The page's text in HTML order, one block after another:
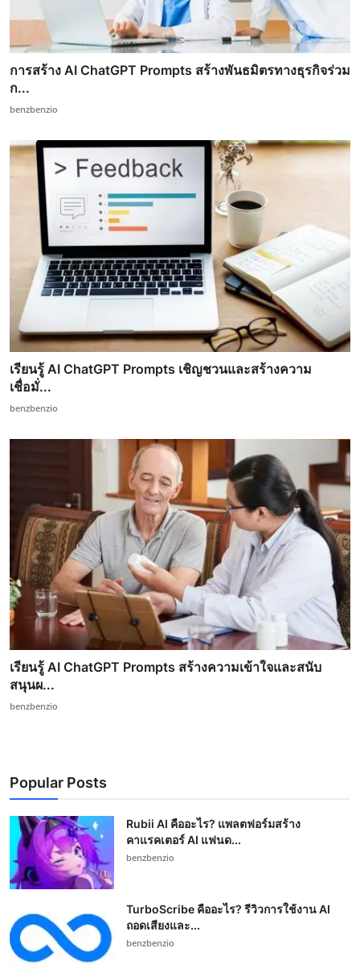
การสร้าง AI ChatGPT Prompts สร้างพันธมิตรทางธุรกิจร่วม
ก...
benzbenzio
เรียนรู้ AI ChatGPT Prompts เชิญชวนและสร้างความ
เชื่อมั่...
benzbenzio
เรียนรู้ AI ChatGPT Prompts สร้างความเข้าใจและสนับ
สนุนผ...
benzbenzio
Popular Posts
Rubii AI คืออะไร? แพลตฟอร์มสร้าง
คาแรคเตอร์ AI แฟนด...
benzbenzio
TurboScribe คืออะไร? รีวิวการใช้งาน AI
ถอดเสียงและ...
benzbenzio